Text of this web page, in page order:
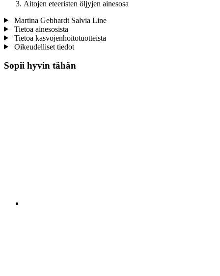
Aitojen eteeristen öljyjen ainesosa
Martina Gebhardt Salvia Line
Tietoa ainesosista
Tietoa kasvojenhoitotuotteista
Oikeudelliset tiedot
Sopii hyvin tähän